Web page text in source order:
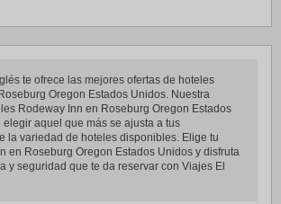
te ofrece las mejores ofertas de hoteles
Oregon Estados Unidos. Nuestra
Rodeway Inn en Roseburg Oregon Estados
elegir aquel que más se ajusta a tus
la variedad de hoteles disponibles. Elige tu
en Roseburg Oregon Estados Unidos y disfruta
y seguridad que te da reservar con Viajes El